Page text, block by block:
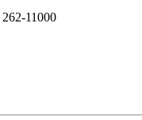
262-11000